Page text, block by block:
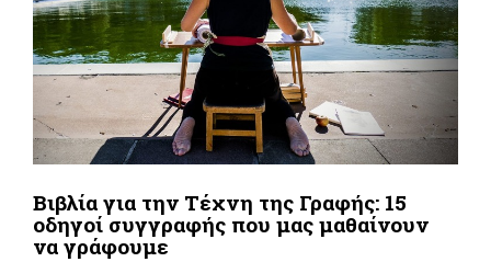
Βιβλία για την Τέχνη της Γραφής: 15
οδηγοί συγγραφής που μας μαθαίνουν
να γράφουμε